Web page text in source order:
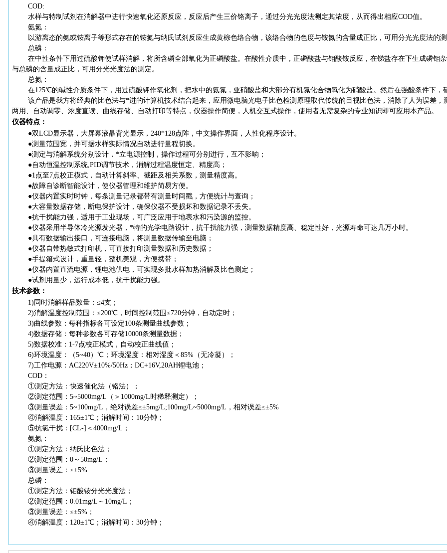
COD:
水样与特制试剂在消解器中进行快速氧化还原反应，反应后产生三价铬离子，通过分光光度法测定其浓度，从而得出相应COD值。
氨氮：
以游离态的氨或铵离子等形式存在的铵氮与纳氏试剂反应生成黄棕色络合物，该络合物的色度与铵氮的含量成正比，可用分光光度法的
总磷：
在中性条件下用过硫酸钾使试样消解，将所含磷全部氧化为正磷酸盐。在酸性介质中，正磷酸盐与钼酸铵反应，在锑盐存在下生成磷钼
与总磷的含量成正比，可用分光光度法的测定。
总氮：
在125℃的碱性介质条件下，用过硫酸钾作氧化剂，把水中的氨氮，亚硝酸盐和大部分有机氮化合物氧化为硝酸盐。然后在强酸条件下
该产品是我方将经典的比色法与*进的计算机技术结合起来，应用微电脑光电子比色检测原理取代传统的目视比色法，消除了人为误差
两用、自动调零、浓度直读、曲线存储、自动打印等特点，仪器操作简便，人机交互式操作，使用者无需复杂的专业知识即可应用本产品。
仪器特点：
●双LCD显示器，大屏幕液晶背光显示，240*128点阵，中文操作界面，人性化程序设计。
●测量范围宽，并可据水样实际情况自动进行量程切换。
●测定与消解系统分别设计，*立电源控制，操作过程可分别进行，互不影响；
●自动恒温控制系统,PID调节技术，消解过程温度恒定、精度高；
●1点至7点校正模式，自动计算斜率、截距及相关系数，测量精度高。
●故障自诊断智能设计，使仪器管理和维护简易方便。
●仪器内置实时时钟，每条测量记录都带有测量时间戳，方便统计与查询；
●大容量数据存储，断电保护设计，确保仪器不受损坏和数据记录不丢失。
●抗干扰能力强，适用于工业现场，可广泛应用于地表水和污染源的监控。
●仪器采用半导体冷光源发光器，*特的光学电路设计，抗干扰能力强，测量数据精度高、稳定性好，光源寿命可达几万小时。
●具有数据输出接口，可连接电脑，将测量数据传输至电脑；
●仪器自带热敏式打印机，可直接打印测量数据和历史数据；
●手提箱式设计，重量轻，整机美观，方便携带；
●仪器内置直流电源，锂电池供电，可实现多批水样加热消解及比色测定；
●试剂用量少，运行成本低，抗干扰能力强。
技术参数：
1)同时消解样品数量：≤4支；
2)消解温度控制范围：≤200℃，时间控制范围≤720分钟，自动定时；
3)曲线参数：每种指标各可设定100条测量曲线参数；
4)数据存储：每种参数各可存储10000条测量数据；
5)数据校准：1-7点校正模式，自动校正曲线值；
6)环境温度：（5~40）℃；环境湿度：相对湿度＜85%（无冷凝）；
7)工作电源：AC220V±10%/50Hz；DC+16V,20AH锂电池；
COD：
①测定方法：快速催化法（铬法）；
②测定范围：5~5000mg/L（＞1000mg/L时稀释测定）；
③测量误差：5~100mg/L，绝对误差≤±5mg/L;100mg/L~5000mg/L，相对误差≤±5%
④消解温度：165±1℃；消解时间：10分钟；
⑤抗氯干扰：[CL-]＜4000mg/L；
氨氮：
①测定方法：纳氏比色法；
②测定范围：0～50mg/L；
③测量误差：≤±5%
总磷：
①测定方法：钼酸铵分光光度法；
②测定范围：0.01mg/L～10mg/L；
③测量误差：≤±5%；
④消解温度：120±1℃；消解时间：30分钟；